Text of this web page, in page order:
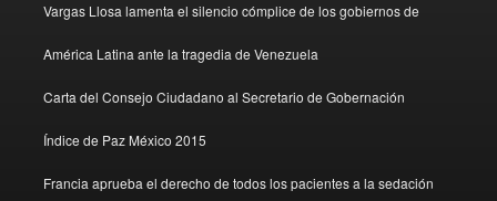
Perseo – PUDH UNAM
Vargas Llosa lamenta el silencio cómplice de los gobiernos de
América Latina ante la tragedia de Venezuela
Carta del Consejo Ciudadano al Secretario de Gobernación
Índice de Paz México 2015
Francia aprueba el derecho de todos los pacientes a la sedación